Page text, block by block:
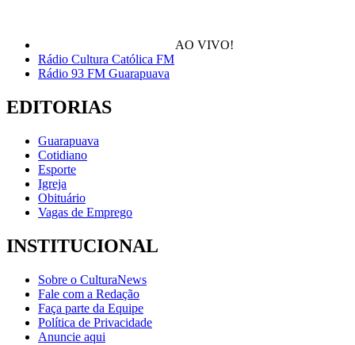
AO VIVO!
Rádio Cultura Católica FM
Rádio 93 FM Guarapuava
EDITORIAS
Guarapuava
Cotidiano
Esporte
Igreja
Obituário
Vagas de Emprego
INSTITUCIONAL
Sobre o CulturaNews
Fale com a Redação
Faça parte da Equipe
Política de Privacidade
Anuncie aqui